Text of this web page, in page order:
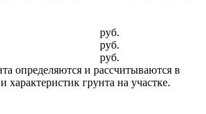
руб.
руб.
руб.
определяются и рассчитываются в
характеристик грунта на участке.